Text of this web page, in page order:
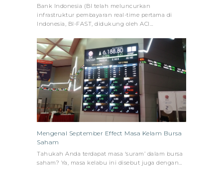
Bank Indonesia (BI telah meluncurkan
infrastruktur pembayaran real-time pertama di
Indonesia, BI-FAST, didukung oleh ACI…
Mengenal September Effect Masa Kelam Bursa
Saham
Tahukah Anda terdapat masa ‘suram’ dalam bursa
saham? Ya, masa kelabu ini disebut juga dengan…